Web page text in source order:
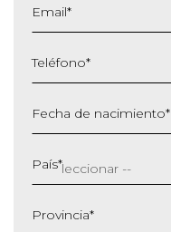
Email*
Teléfono*
Fecha de nacimiento*
barra
MM
AAAA
País*
Provincia*